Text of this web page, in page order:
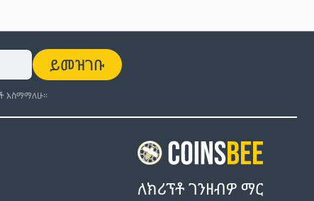
ይመዝገቡ
እስማማለሁ።
ለክሪፕቶ ገንዘብዎ ማር